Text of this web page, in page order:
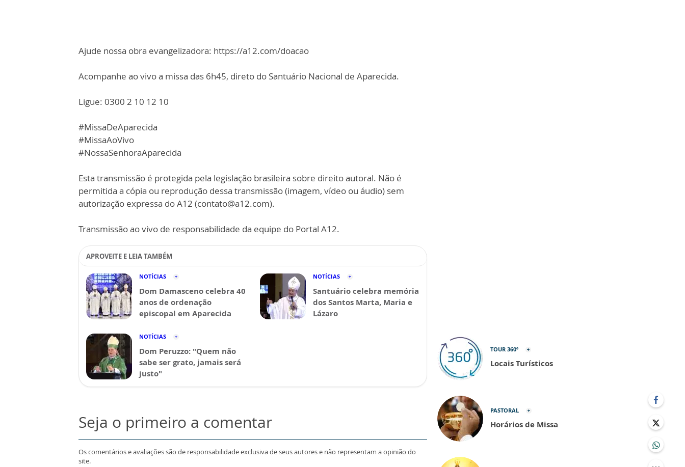
Ajude nossa obra evangelizadora: https://a12.com/doacao
Acompanhe ao vivo a missa das 6h45, direto do Santuário Nacional de Aparecida.
Ligue: 0300 2 10 12 10
#MissaDeAparecida
#MissaAoVivo
#NossaSenhoraAparecida
Esta transmissão é protegida pela legislação brasileira sobre direito autoral. Não é
permitida a cópia ou reprodução dessa transmissão (imagem, vídeo ou áudio) sem
autorização expressa do A12 (contato@a12.com).
Transmissão ao vivo de responsabilidade da equipe do Portal A12.
APROVEITE E LEIA TAMBÉM
NOTÍCIAS
Dom Damasceno celebra 40
anos de ordenação
episcopal em Aparecida
NOTÍCIAS
Santuário celebra memória
dos Santos Marta, Maria e
Lázaro
NOTÍCIAS
Dom Peruzzo: "Quem não
sabe ser grato, jamais será
justo"
Seja o primeiro a comentar
Os comentários e avaliações são de responsabilidade exclusiva de seus autores e não representam a opinião do
site.
TOUR 360º
Locais Turísticos
PASTORAL
Horários de Missa